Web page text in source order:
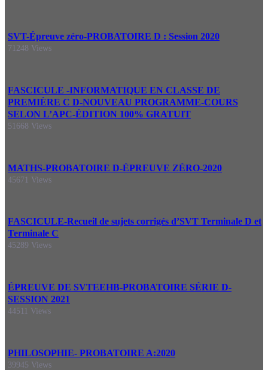
SVT-Épreuve zéro-PROBATOIRE D : Session 2020
71248 Views
FASCICULE -INFORMATIQUE EN CLASSE DE
PREMIÈRE C D-NOUVEAU PROGRAMME-COURS
SELON L’APC-ÉDITION 100% GRATUIT
51668 Views
MATHS-PROBATOIRE D-ÉPREUVE ZÉRO-2020
45671 Views
FASCICULE-Recueil de sujets corrigés d’SVT Terminale D et
Terminale C
45289 Views
ÉPREUVE DE SVTEEHB-PROBATOIRE SÉRIE D-
SESSION 2021
44511 Views
PHILOSOPHIE- PROBATOIRE A:2020
39945 Views